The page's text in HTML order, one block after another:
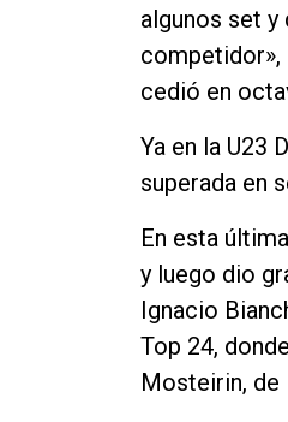
algunos set
competidor»,
cedió en
Ya en la U23
superada en
En esta
y luego dio
Ignacio
Top 24,
Mosteirin, de